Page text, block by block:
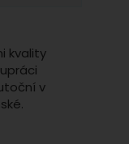
kvality
v